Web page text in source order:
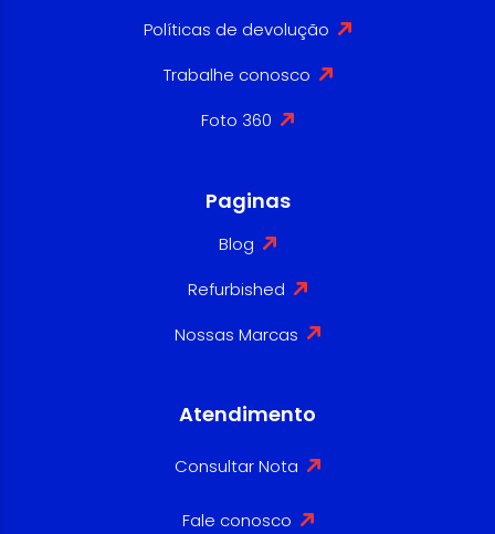
Políticas de devolução
Trabalhe conosco
Foto 360
Paginas
Blog
Refurbished
Nossas Marcas
Atendimento
Consultar Nota
Fale conosco